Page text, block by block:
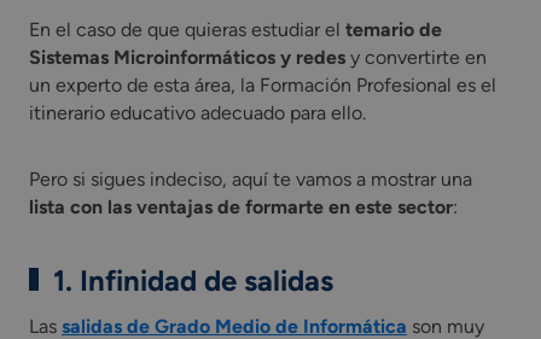
En el caso de que quieras estudiar el temario de
Sistemas Microinformáticos y redes y convertirte en
un experto de esta área, la Formación Profesional es el
itinerario educativo adecuado para ello.
Pero si sigues indeciso, aquí te vamos a mostrar una
lista con las ventajas de formarte en este sector:
1. Infinidad de salidas
Las salidas de Grado Medio de Informática son muy